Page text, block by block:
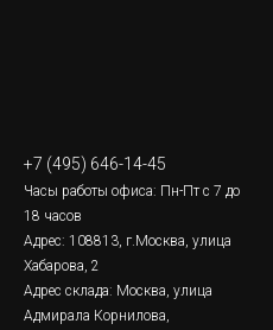
+7 (495) 646-14-45
Часы работы офиса: Пн-Пт с 7 до
18 часов
Адрес: 108813, г.Москва, улица
Хабарова, 2
Адрес склада: Москва, улица
Адмирала Корнилова,